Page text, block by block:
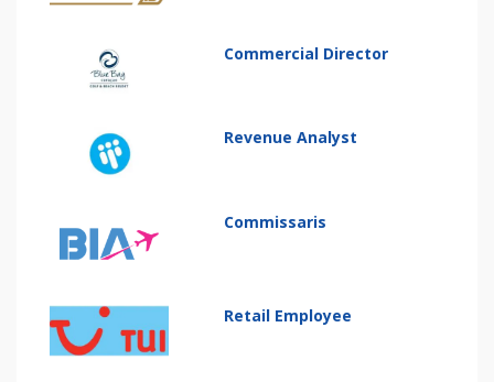
Commercial Director
Revenue Analyst
Commissaris
Retail Employee